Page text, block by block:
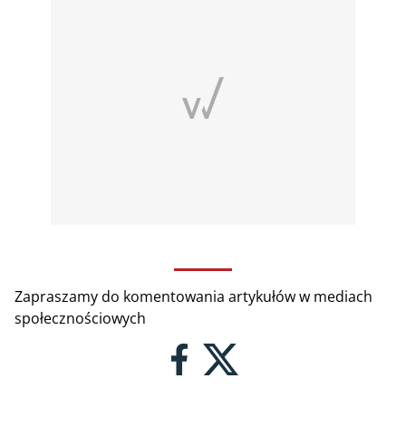
Zapraszamy do komentowania artykułów w mediach
społecznościowych